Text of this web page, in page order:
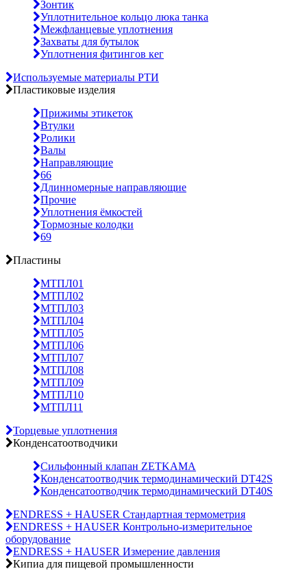
Зонтик
Уплотнительное кольцо люка танка
Межфланцевые уплотнения
Захваты для бутылок
Уплотнения фитингов кег
Используемые материалы РТИ
Пластиковые изделия
Прижимы этикеток
Втулки
Ролики
Валы
Направляющие
66
Длинномерные направляющие
Прочие
Уплотнения ёмкостей
Тормозные колодки
69
Пластины
МТПЛ01
МТПЛ02
МТПЛ03
МТПЛ04
МТПЛ05
МТПЛ06
МТПЛ07
МТПЛ08
МТПЛ09
МТПЛ10
МТПЛ11
Торцевые уплотнения
Конденсатоотводчики
Сильфонный клапан ZETKAMA
Конденсатоотводчик термодинамический DT42S
Конденсатоотводчик термодинамический DT40S
ENDRESS + HAUSER Стандартная термометрия
ENDRESS + HAUSER Контрольно-измерительное
оборудование
ENDRESS + HAUSER Измерение давления
Кипиа для пищевой промышленности